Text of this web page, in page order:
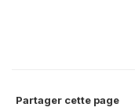
Partager cette page